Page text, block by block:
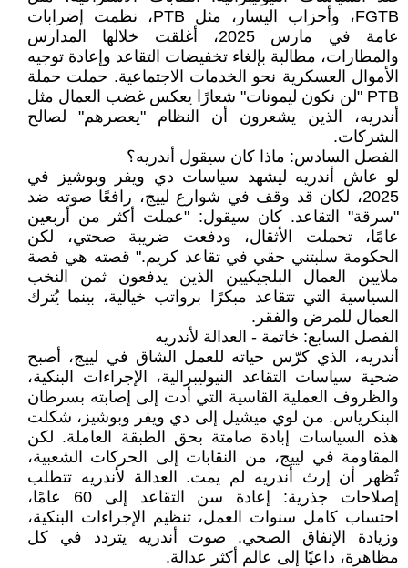
FGTB، وأحزاب اليسار، مثل PTB، نظمت إضرابات
عامة في مارس 2025، أغلقت خلالها المدارس
والمطارات، مطالبة بإلغاء تخفيضات التقاعد وإعادة توجيه
الأموال العسكرية نحو الخدمات الاجتماعية. حملت حملة
PTB "لن نكون ليمونات" شعارًا يعكس غضب العمال مثل
أندريه، الذين يشعرون أن النظام "يعصرهم" لصالح
الشركات.
الفصل السادس: ماذا كان سيقول أندريه؟
لو عاش أندريه ليشهد سياسات دي ويفر وبوشيز في
2025، لكان قد وقف في شوارع لييج، رافعًا صوته ضد
"سرقة" التقاعد. كان سيقول: "عملت أكثر من أربعين
عامًا، تحملت الأثقال، ودفعت ضريبة صحتي، لكن
الحكومة سلبتني حقي في تقاعد كريم." قصته هي قصة
ملايين العمال البلجيكيين الذين يدفعون ثمن النخب
السياسية التي تتقاعد مبكرًا برواتب خيالية، بينما يُترك
العمال للمرض والفقر.
الفصل السابع: خاتمة - العدالة لأندريه
أندريه، الذي كرّس حياته للعمل الشاق في لييج، أصبح
ضحية سياسات التقاعد النيوليبرالية، الإجراءات البنكية،
والظروف العملية القاسية التي أدت إلى إصابته بسرطان
البنكرياس. من لوي ميشيل إلى دي ويفر وبوشيز، شكلت
هذه السياسات إبادة صامتة بحق الطبقة العاملة. لكن
المقاومة في لييج، من النقابات إلى الحركات الشعبية،
تُظهر أن إرث أندريه لم يمت. العدالة لأندريه تتطلب
إصلاحات جذرية: إعادة سن التقاعد إلى 60 عامًا،
احتساب كامل سنوات العمل، تنظيم الإجراءات البنكية،
وزيادة الإنفاق الصحي. صوت أندريه يتردد في كل
مظاهرة، داعيًا إلى عالم أكثر عدالة.